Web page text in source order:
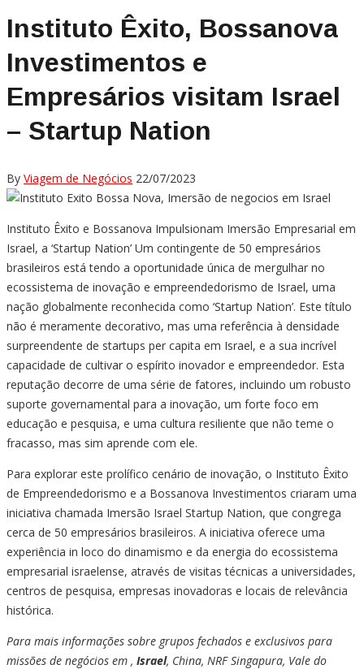
Instituto Êxito, Bossanova
Investimentos e
Empresários visitam Israel
– Startup Nation
By Viagem de Negócios 22/07/2023
Instituto Êxito e Bossanova Impulsionam Imersão Empresarial em
Israel, a ‘Startup Nation’ Um contingente de 50 empresários
brasileiros está tendo a oportunidade única de mergulhar no
ecossistema de inovação e empreendedorismo de Israel, uma
nação globalmente reconhecida como ‘Startup Nation’. Este título
não é meramente decorativo, mas uma referência à densidade
surpreendente de startups per capita em Israel, e a sua incrível
capacidade de cultivar o espírito inovador e empreendedor. Esta
reputação decorre de uma série de fatores, incluindo um robusto
suporte governamental para a inovação, um forte foco em
educação e pesquisa, e uma cultura resiliente que não teme o
fracasso, mas sim aprende com ele.
Para explorar este prolífico cenário de inovação, o Instituto Êxito
de Empreendedorismo e a Bossanova Investimentos criaram uma
iniciativa chamada Imersão Israel Startup Nation, que congrega
cerca de 50 empresários brasileiros. A iniciativa oferece uma
experiência in loco do dinamismo e da energia do ecossistema
empresarial israelense, através de visitas técnicas a universidades,
centros de pesquisa, empresas inovadoras e locais de relevância
histórica.
Para mais informações sobre grupos fechados e exclusivos para
missões de negócios em , Israel, China, NRF Singapura, Vale do